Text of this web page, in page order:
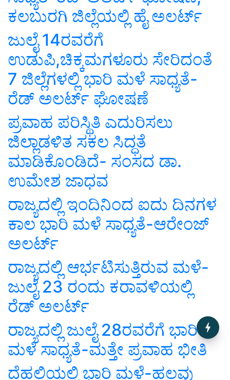
ಕಲಬುರಗಿ ಜಿಲ್ಲೆಯಲ್ಲಿ ಹೈ ಅಲರ್ಟ್
ಜುಲೈ 14ರವರೆಗೆ
ಉಡುಪಿ,ಚಿಕ್ಕಮಗಳೂರು ಸೇರಿದಂತೆ
7 ಜಿಲ್ಲೆಗಳಲ್ಲಿ ಭಾರಿ ಮಳೆ ಸಾಧ್ಯತೆ-
ರೆಡ್ ಅಲರ್ಟ್ ಘೋಷಣೆ
ಪ್ರವಾಹ ಪರಿಸ್ಥಿತಿ ಎದುರಿಸಲು
ಜಿಲ್ಲಾಡಳಿತ ಸಕಲ ಸಿದ್ಧತೆ
ಮಾಡಿಕೊಂಡಿದೆ- ಸಂಸದ ಡಾ.
ಉಮೇಶ ಜಾಧವ
ರಾಜ್ಯದಲ್ಲಿ ಇಂದಿನಿಂದ ಐದು ದಿನಗಳ
ಕಾಲ ಭಾರಿ ಮಳೆ ಸಾಧ್ಯತೆ-ಆರೇಂಜ್
ಅಲರ್ಟ್
ರಾಜ್ಯದಲ್ಲಿ ಆರ್ಭಟಿಸುತ್ತಿರುವ ಮಳೆ-
ಜುಲೈ 23 ರಂದು ಕರಾವಳಿಯಲ್ಲಿ
ರೆಡ್ ಅಲರ್ಟ್
ರಾಜ್ಯದಲ್ಲಿ ಜುಲೈ 28ರವರೆಗೆ ಭಾರಿ
ಮಳೆ ಸಾಧ್ಯತೆ-ಮತ್ತೇ ಪ್ರವಾಹ ಭೀತಿ
ದೆಹಲಿಯಲ್ಲಿ ಭಾರಿ ಮಳೆ-ಹಲವು
A Path to Zero Hunger and
Lower Agricultural Emissions
by 2034: Inside OECD-FAO
Outlook